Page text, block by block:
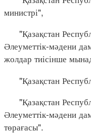
министрі",
"Қазақстан
Әлеуметтік-мәдени
жолдар тиісінше
"Қазақстан
"Қазақстан
Әлеуметтік-мәдени
төрағасы".